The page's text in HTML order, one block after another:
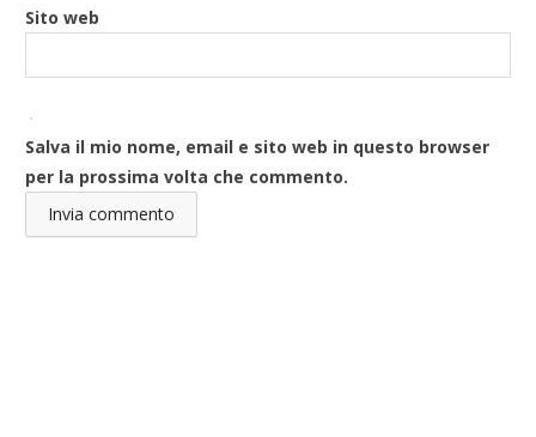
Sito web
Salva il mio nome, email e sito web in questo browser
per la prossima volta che commento.